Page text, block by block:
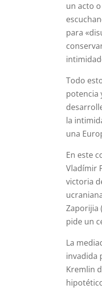
un acto
para
Todo
potencia
la
una
En este
Vladímir
victoria
Zaporijia
pide un
La
invadida
Kremlin